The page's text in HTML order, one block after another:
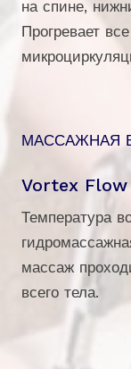
на спине,
Прогревает
МАССАЖНАЯ
Vortex Flow
Температура
массаж
всего тела.